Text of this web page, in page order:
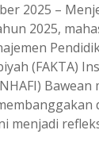
2025 –
2025,
(FAKTA)
menjadi